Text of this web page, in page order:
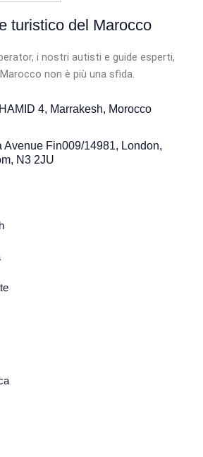
turistico del Marocco
i nostri autisti e guide esperti,
non è più una sfida.
4, Marrakesh, Morocco
Avenue Fin009/14981, London,
N3 2JU